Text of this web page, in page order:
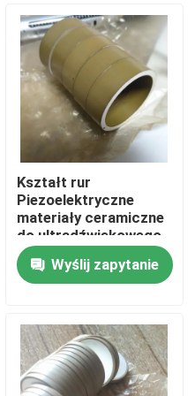
Kształt rur
Piezoelektryczne
materiały ceramiczne
do ultradźwiękowego
urządzenia
wibracyjnego
Wyślij zapytanie